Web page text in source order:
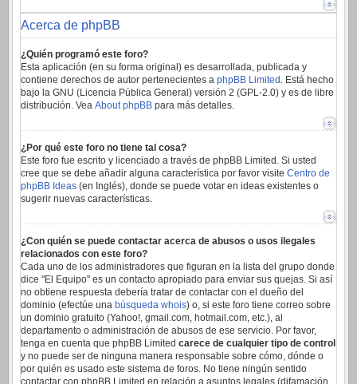
Acerca de phpBB
¿Quién programó este foro?
Esta aplicación (en su forma original) es desarrollada, publicada y
contiene derechos de autor pertenecientes a phpBB Limited . Está hecho
bajo la GNU (Licencia Pública General) versión 2 (GPL-2.0) y es de libre
distribución. Vea About phpBB para más detalles.
¿Por qué este foro no tiene tal cosa?
Este foro fue escrito y licenciado a través de phpBB Limited. Si usted
cree que se debe añadir alguna característica por favor visite Centro de
phpBB Ideas (en Inglés), donde se puede votar en ideas existentes o
sugerir nuevas características.
¿Con quién se puede contactar acerca de abusos o usos ilegales
relacionados con este foro?
Cada uno de los administradores que figuran en la lista del grupo donde
dice "El Equipo" es un contacto apropiado para enviar sus quejas. Si así
no obtiene respuesta debería tratar de contactar con el dueño del
dominio (efectúe una búsqueda whois) o, si este foro tiene correo sobre
un dominio gratuito (Yahoo!, gmail.com, hotmail.com, etc.), al
departamento o administración de abusos de ese servicio. Por favor,
tenga en cuenta que phpBB Limited carece de cualquier tipo de control
y no puede ser de ninguna manera responsable sobre cómo, dónde o
por quién es usado este sistema de foros. No tiene ningún sentido
contactar con phpBB Limited en relación a asuntos legales (difamación,